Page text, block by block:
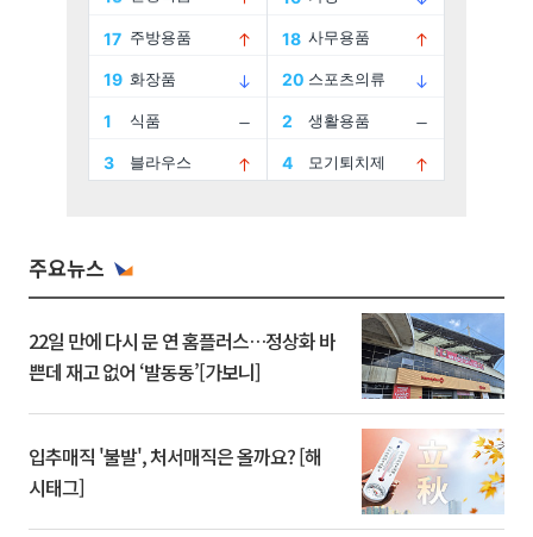
주요뉴스
22일 만에 다시 문 연 홈플러스…정상화 바
쁜데 재고 없어 ‘발동동’[가보니]
입추매직 '불발', 처서매직은 올까요? [해
시태그]